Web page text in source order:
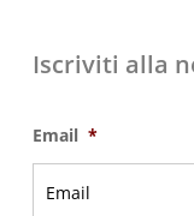
Iscriviti alla
Email *